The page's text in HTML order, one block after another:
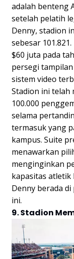
adalah benteng
setelah pelatih
Denny, stadion
sebesar
$60 juta pada
persegi
sistem video
Stadion ini telah
100.000
selama
termasuk yang
kampus. Suite
menawarkan
menginginkan
kapasitas atletik
Denny berada
ini.
9. Stadion